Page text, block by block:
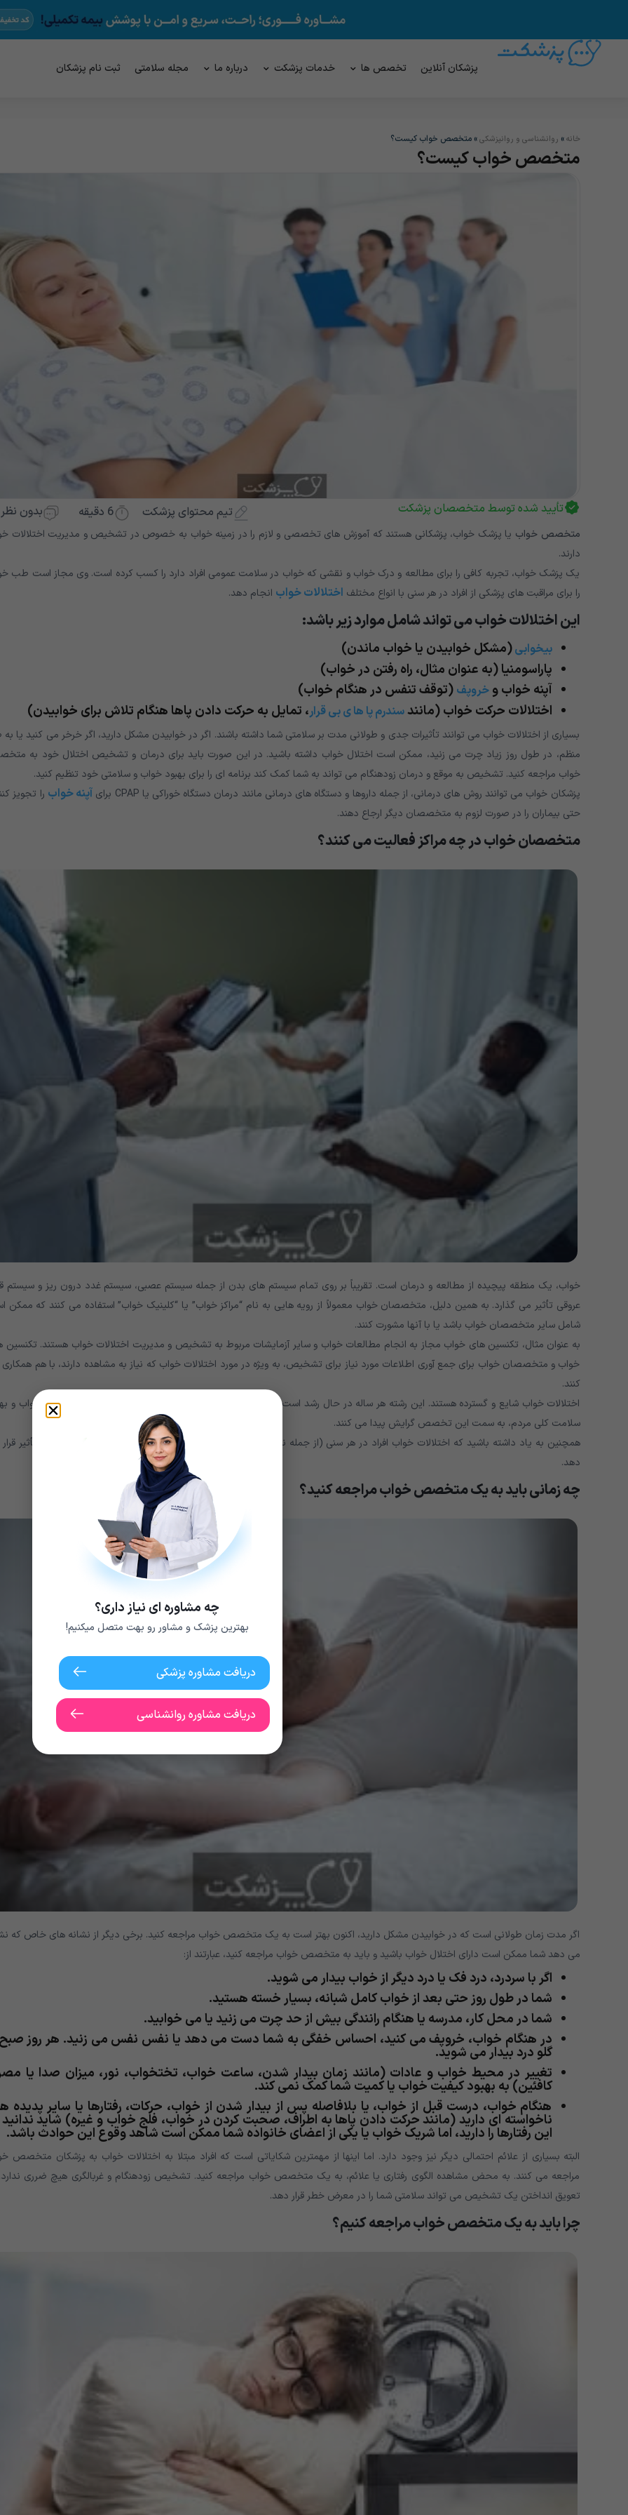
پزشکان آنلاین تخصص ها خدمات پزشکت درباره ما مجله سلامتی ثبت نام پزشکان
خانه» روانشناسی و روانپزشکی»متخصص خواب کیست؟
متخصص خواب کیست؟
تأیید شده توسط متخصصان پزشکت تیم محتوای پزشکت 6 دقیقه بدون نظر
متخصص خواب یا پزشک خواب، پزشکانی هستند که آموزش های تخصصی و لازم را در زمینه خواب به خصوص در تشخیص و مدیریت اختلالات
دارند.
یک پزشک خواب، تجربه کافی را برای مطالعه و درک خواب و نقشی که خواب در سلامت عمومی افراد دارد را کسب کرده است. وی مجاز است طب
را برای مراقبت های پزشکی از افراد در هر سنی با انواع مختلف اختلالات خواب انجام دهد.
این اختلالات خواب می تواند شامل موارد زیر باشد:
بیخوابی(مشکل خوابیدن یا خواب ماندن)
پاراسومنیا (به عنوان مثال، راه رفتن در خواب)
آپنه خواب وخروپف (توقف تنفس در هنگام خواب)
اختلالات حرکت خواب (مانندسندرم پا ها ی بی قرار، تمایل به حرکت دادن پاها هنگام تلاش برای خوابیدن)
بسیاری از اختلالات خواب می توانند تأثیرات جدی و طولانی مدت بر سلامتی شما داشته باشند. اگر در خوابیدن مشکل دارید، اگر خرخر می کنید یا به
منظم، در طول روز زیاد چرت می زنید، ممکن است اختلال خواب داشته باشید. در این صورت باید برای درمان و تشخیص اختلال خود به
خواب مراجعه کنید. تشخیص به موقع و درمان زودهنگام می تواند به شما کمک کند برنامه ای را برای بهبود خواب و سلامتی خود تنظیم کنید.
پزشکان خواب می توانند روش های درمانی، از جمله داروها و دستگاه های درمانی مانند درمان دستگاه خوراکی یا CPAP برای
آپنه خواب را تجویز
حتی بیماران را در صورت لزوم به متخصصان دیگر ارجاع دهند.
متخصصان خواب در چه مراکز فعالیت می کنند؟
خواب، یک منطقه پیچیده از مطالعه و درمان است. تقریباً بر روی تمام سیستم های بدن از جمله سیستم عصبی، سیستم غدد درون ریز و سیستم
عروقی تأثیر می گذارد. به همین دلیل، متخصصان خواب معمولاً از رویه هایی به نام “مراکز خواب” یا “کلینیک خواب” استفاده می کنند که ممکن
شامل سایر متخصصان خواب باشد یا با آنها مشورت کنند.
به عنوان مثال، تکنسین های خواب مجاز به انجام مطالعات خواب و سایر آزمایشات مربوط به تشخیص و مدیریت اختلالات خواب هستند. تکنسین
خواب و متخصصان خواب برای جمع آوری اطلاعات مورد نیاز برای تشخیص، به ویژه در مورد اختلالات خواب که نیاز به مشاهده دارند، با هم
کنند.
اختلالات خواب شایع و گسترده هستند. این رشته هر ساله در حال رشد است. هر ساله پزشکان بیشتری به منظور کمک به درمان مشکلات خواب و
سلامت کلی مردم، به سمت این تخصص گرایش پیدا می کنند.
همچنین به یاد داشته باشید که اختلالات خواب افراد در هر سنی (از جمله نوزادان و کودکان)، و از هر زمینه را در تمام مناطق دنیا تحت تأثیر
دهد.
چه زمانی باید به یک متخصص خواب مراجعه کنید؟
اگر مدت زمان طولانی است که در خوابیدن مشکل دارید، اکنون بهتر است به یک متخصص خواب مراجعه کنید. برخی دیگر از نشانه های خاص که
می دهد شما ممکن است دارای اختلال خواب باشید و باید به متخصص خواب مراجعه کنید، عبارتند از:
اگر با سردرد، درد فک یا درد دیگر از خواب بیدار می شوید.
شما در طول روز حتی بعد از خواب کامل شبانه، بسیار خسته هستید.
شما در محل کار، مدرسه یا هنگام رانندگی بیش از حد چرت می زنید یا می خوابید.
در هنگام خواب، خروپف می کنید، احساس خفگی به شما دست می دهد یا نفس نفس می زنید. هر روز صبح
گلو درد بیدار می شوید.
تغییر در محیط خواب و عادات (مانند زمان بیدار شدن، ساعت خواب، تختخواب، نور، میزان صدا یا
کافئین) به بهبود کیفیت خواب یا کمیت شما کمک نمی کند.
هنگام خواب، درست قبل از خواب، یا بلافاصله پس از بیدار شدن از خواب، حرکات، رفتارها یا سایر پدیده
ناخواسته ای دارید (مانند حرکت دادن پاها به اطراف، صحبت کردن در خواب، فلج خواب و غیره) شاید
این رفتارها را دارید، اما شریک خواب یا یکی از اعضای خانواده شما ممکن است شاهد وقوع این حوادث باشد.
البته بسیاری از علائم احتمالی دیگر نیز وجود دارد. اما اینها از مهمترین شکایاتی است که افراد مبتلا به اختلالات خواب به پزشکان متخصص
مراجعه می کنند. به محض مشاهده الگوی رفتاری یا علائم، به یک متخصص خواب مراجعه کنید. تشخیص زودهنگام و غربالگری هیچ ضرری
تعویق انداختن یک تشخیص می تواند سلامتی شما را در معرض خطر قرار دهد.
چرا باید به یک متخصص خواب مراجعه کنیم؟
چه مشاوره ای نیاز داری؟
بهترین پزشک و مشاور رو بهت متصل میکنیم!
دریافت مشاوره پزشکی
دریافت مشاوره روانشناسی